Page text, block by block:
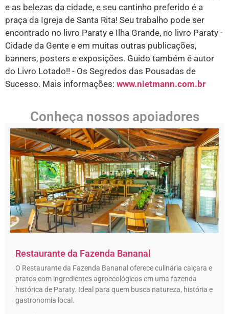
e as belezas da cidade, e seu cantinho preferido é a
praça da Igreja de Santa Rita! Seu trabalho pode ser
encontrado no livro Paraty e Ilha Grande, no livro Paraty -
Cidade da Gente e em muitas outras publicações,
banners, posters e exposições. Guido também é autor
do Livro Lotado!! - Os Segredos das Pousadas de
Sucesso. Mais informações: www.nietmann.com.br
Conheça nossos apoiadores
Restaurante da Fazenda Bananal
O Restaurante da Fazenda Bananal oferece culinária caiçara e
pratos com ingredientes agroecológicos em uma fazenda
histórica de Paraty. Ideal para quem busca natureza, história e
gastronomia local.